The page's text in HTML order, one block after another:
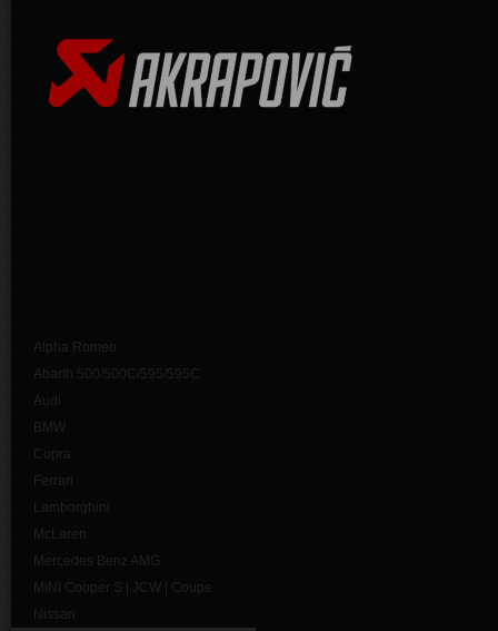
Alpha Romeo
Abarth 500/500C/595/595C
Audi
BMW
Cupra
Ferrari
Lamborghini
McLaren
Mercedes Benz AMG
MINI Cooper S | JCW | Coupe
Nissan